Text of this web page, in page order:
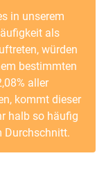
in unserem
als
würden
bestimmten
aller
kommt dieser
halb so häufig
Durchschnitt.